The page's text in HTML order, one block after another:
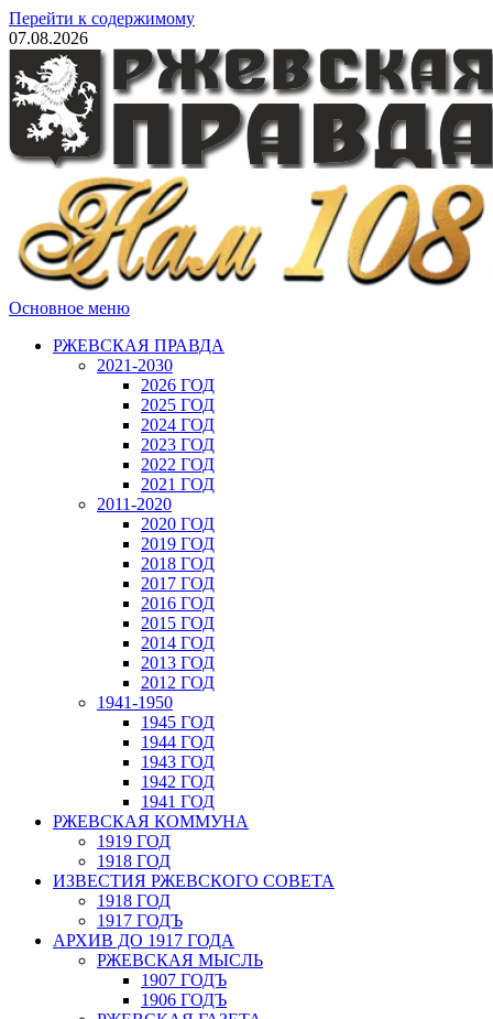
Перейти к содержимому
07.08.2026
Основное меню
РЖЕВСКАЯ ПРАВДА
2021-2030
2026 ГОД
2025 ГОД
2024 ГОД
2023 ГОД
2022 ГОД
2021 ГОД
2011-2020
2020 ГОД
2019 ГОД
2018 ГОД
2017 ГОД
2016 ГОД
2015 ГОД
2014 ГОД
2013 ГОД
2012 ГОД
1941-1950
1945 ГОД
1944 ГОД
1943 ГОД
1942 ГОД
1941 ГОД
РЖЕВСКАЯ КОММУНА
1919 ГОД
1918 ГОД
ИЗВЕСТИЯ РЖЕВСКОГО СОВЕТА
1918 ГОД
1917 ГОДЪ
АРХИВ ДО 1917 ГОДА
РЖЕВСКАЯ МЫСЛЬ
1907 ГОДЪ
1906 ГОДЪ